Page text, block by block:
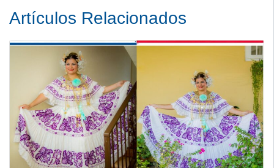
Artículos Relacionados